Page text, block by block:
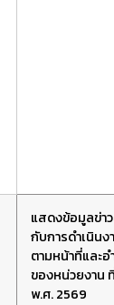
แสดงข้อมูลข่า
กับการดำเนินง
ตามหน้าที่และ
ของหน่วยงาน
พ.ศ. 2569